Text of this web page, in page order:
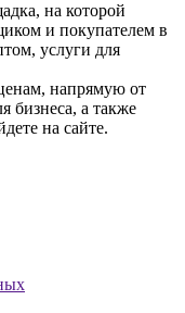
на которой
и покупателем в
услуги для
напрямую от
бизнеса, а также
на сайте.